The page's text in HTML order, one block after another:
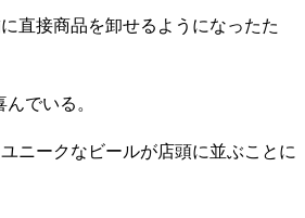
直接商品を卸せるようになったた
でいる。
ニークなビールが店頭に並ぶことに